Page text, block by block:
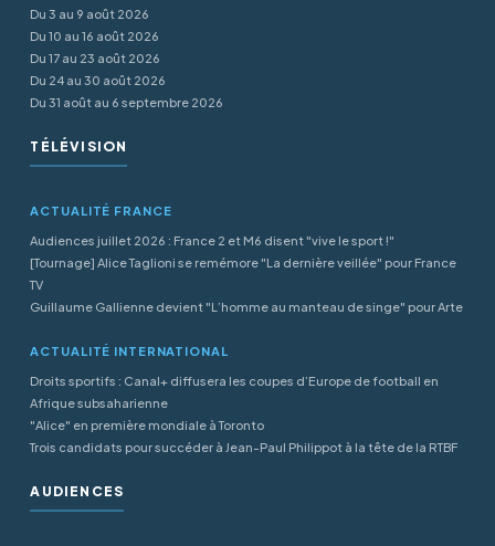
Du 3 au 9 août 2026
Du 10 au 16 août 2026
Du 17 au 23 août 2026
Du 24 au 30 août 2026
Du 31 août au 6 septembre 2026
TÉLÉVISION
ACTUALITÉ FRANCE
Audiences juillet 2026 : France 2 et M6 disent "vive le sport !"
[Tournage] Alice Taglioni se remémore "La dernière veillée" pour France
TV
Guillaume Gallienne devient "L’homme au manteau de singe" pour Arte
ACTUALITÉ INTERNATIONAL
Droits sportifs : Canal+ diffusera les coupes d’Europe de football en
Afrique subsaharienne
"Alice" en première mondiale à Toronto
Trois candidats pour succéder à Jean-Paul Philippot à la tête de la RTBF
AUDIENCES